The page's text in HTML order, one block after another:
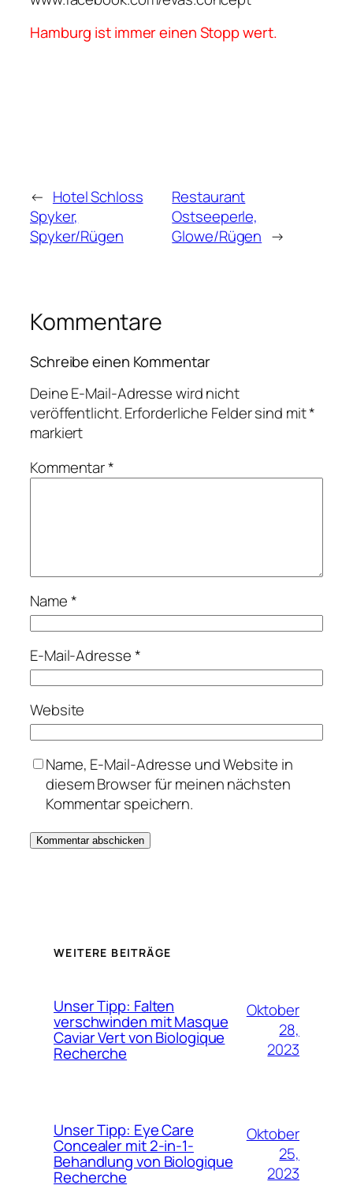
Hamburg ist immer einen Stopp wert.
← Hotel Schloss
Spyker,
Spyker/Rügen
Restaurant
Ostseeperle,
Glowe/Rügen →
Kommentare
Schreibe einen Kommentar
Deine E-Mail-Adresse wird nicht
veröffentlicht.Erforderliche Felder sind mit*
markiert
Kommentar*
Name*
E-Mail-Adresse*
Website
Name, E-Mail-Adresse und Website in
diesem Browser für meinen nächsten
Kommentar speichern.
WEITERE BEITRÄGE
Unser Tipp: Falten
verschwinden mit Masque
Caviar Vert von Biologique
Recherche
Oktober
28,
2023
Unser Tipp: Eye Care
Concealer mit 2-in-1-
Behandlung von Biologique
Recherche
Oktober
25,
2023